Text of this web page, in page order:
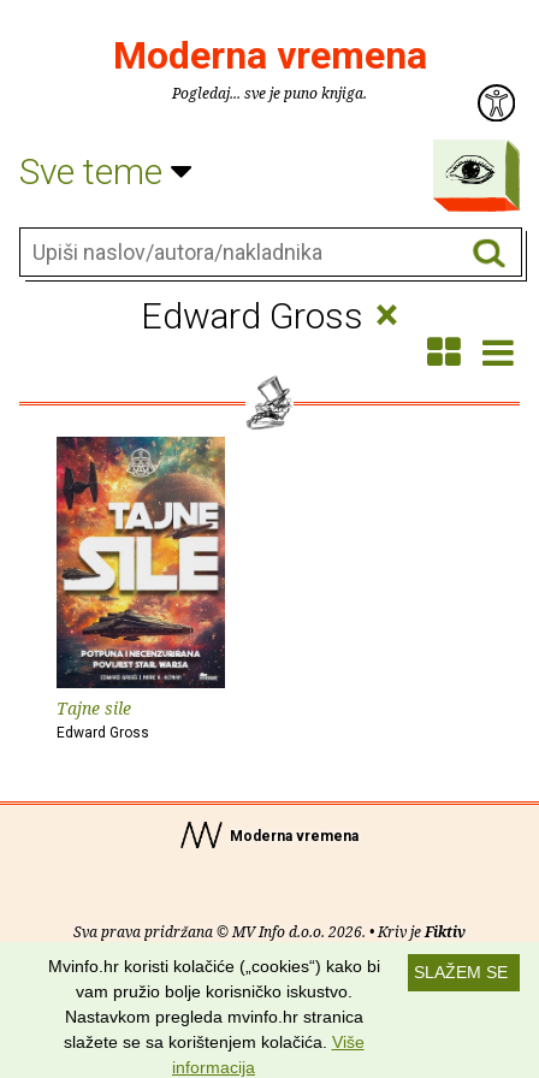
Moderna vremena
Pogledaj... sve je puno knjiga.
Sve teme
Edward Gross ×
Tajne sile
Edward Gross
Moderna vremena
Sva prava pridržana © MV Info d.o.o. 2026. • Kriv jeFiktiv
Uvjeti korištenja RSS kanali
Potraži nas na:
SLAŽEM SE
Mvinfo.hr koristi kolačiće („cookies“) kako bi
vam pružio bolje korisničko iskustvo.
Nastavkom pregleda mvinfo.hr stranica
slažete se sa korištenjem kolačića. Više
informacija